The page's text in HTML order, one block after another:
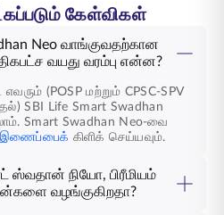
கேள்விகள்
Neo வாங்குவதற்கான
வயது வரம்பு என்ன?
(POSP மற்றும் CPSC-SPV
SBI Life Smart Swadhan
Smart Swadhan Neo-வை
கிளிக் செய்யவும்.
ஸ்வதான் நியோ, பிரீமியம்
வழங்குகிறதா?